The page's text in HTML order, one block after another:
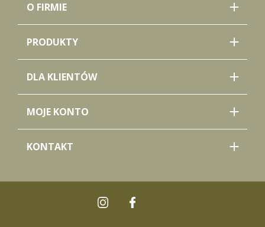
O FIRMIE
PRODUKTY
DLA KLIENTÓW
MOJE KONTO
KONTAKT